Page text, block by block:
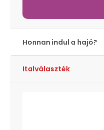
Honnan indul a hajó?
Italválaszték